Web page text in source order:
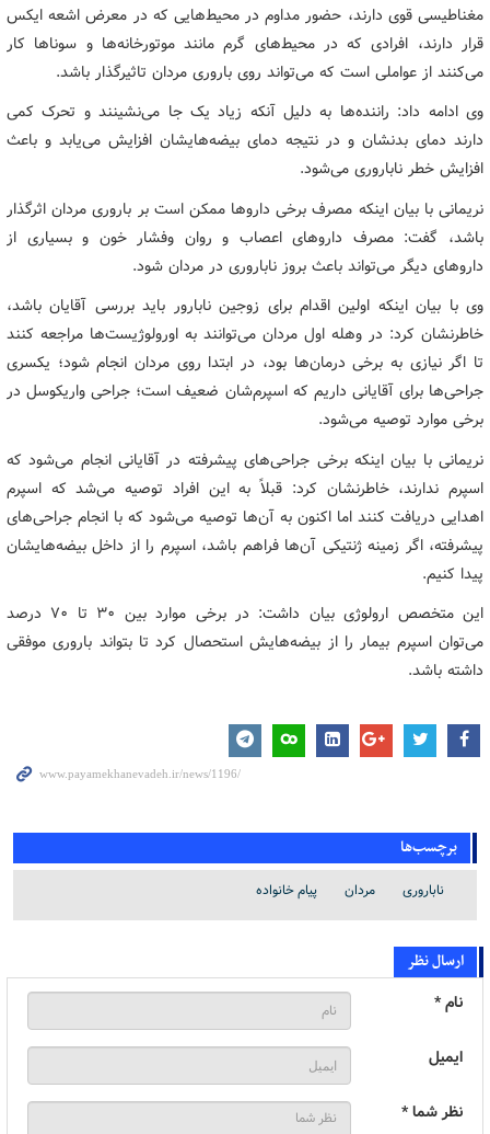
مغناطیسی قوی دارند، حضور مداوم در محیط‌هایی که در معرض اشعه ایکس
قرار دارند، افرادی که در محیط‌های گرم مانند موتورخانه‌ها و سوناها کار
می‌کنند از عواملی است که می‌تواند روی باروری مردان تاثیرگذار باشد.
وی ادامه داد: راننده‌ها به دلیل آنکه زیاد یک جا می‌نشینند و تحرک کمی
دارند دمای بدنشان و در نتیجه دمای بیضه‌هایشان افزایش می‌یابد و باعث
افزایش خطر ناباروری می‌شود.
نریمانی با بیان اینکه مصرف برخی داروها ممکن است بر باروری مردان اثرگذار
باشد، گفت: مصرف داروهای اعصاب و روان وفشار خون و بسیاری از
داروهای دیگر می‌تواند باعث بروز ناباروری در مردان شود.
وی با بیان اینکه اولین اقدام برای زوجین نابارور باید بررسی آقایان باشد،
خاطرنشان کرد: در وهله اول مردان می‌توانند به اورولوژیست‌ها مراجعه کنند
تا اگر نیازی به برخی درمان‌ها بود، در ابتدا روی مردان انجام شود؛ یکسری
جراحی‌ها برای آقایانی داریم که اسپرم‌شان ضعیف است؛ جراحی واریکوسل در
برخی موارد توصیه می‌شود.
نریمانی با بیان اینکه برخی جراحی‌های پیشرفته در آقایانی انجام می‌شود که
اسپرم ندارند، خاطرنشان کرد: قبلاً به این افراد توصیه می‌شد که اسپرم
اهدایی دریافت کنند اما اکنون به آن‌ها توصیه می‌شود که با انجام جراحی‌های
پیشرفته، اگر زمینه ژنتیکی آن‌ها فراهم باشد، اسپرم را از داخل بیضه‌هایشان
پیدا کنیم‌.
این متخصص ارولوژی بیان داشت: در برخی موارد بین 30 تا 70 درصد
می‌توان اسپرم بیمار را از بیضه‌هایش استحصال کرد تا بتواند باروری موفقی
داشته باشد.
برچسب‌ها
ناباروری مردان پیام خانواده
ارسال نظر
نام *
ایمیل
نظر شما *